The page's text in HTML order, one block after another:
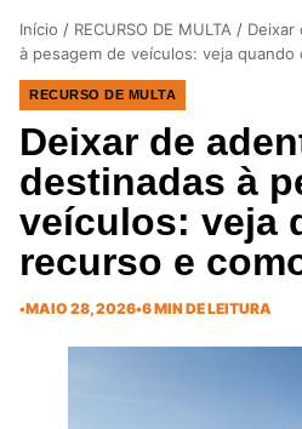
Início / RECURSO DE MULTA / Deixar
à pesagem de veículos: veja
RECURSO DE MULTA
Deixar de
destinadas à
veículos: veja
recurso e
•MAIO 28, 2026•6 MIN DE LEITURA